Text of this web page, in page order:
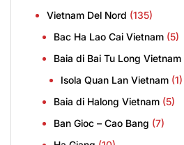
Vietnam Del Nord (135)
Bac Ha Lao Cai Vietnam (5)
Baia di Bai Tu Long Vietnam
Isola Quan Lan Vietnam (1)
Baia di Halong Vietnam (5)
Ban Gioc – Cao Bang (7)